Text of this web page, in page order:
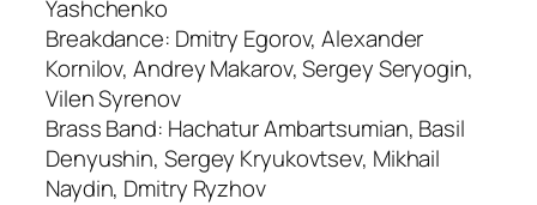
Yashchenko
Breakdance: Dmitry Egorov, Alexander
Kornilov, Andrey Makarov, Sergey Seryogin,
Vilen Syrenov
Brass Band: Hachatur Ambartsumian, Basil
Denyushin, Sergey Kryukovtsev, Mikhail
Naydin, Dmitry Ryzhov